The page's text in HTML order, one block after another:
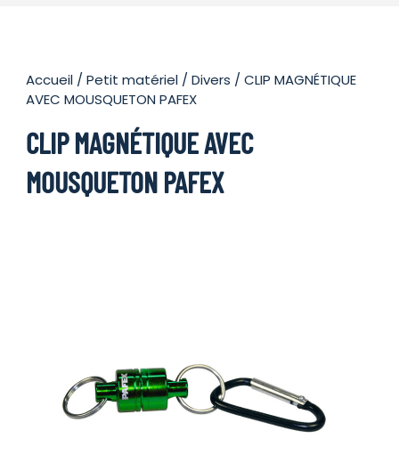
Accueil /Petit matériel /Divers / CLIP MAGNÉTIQUE
AVEC MOUSQUETON PAFEX
CLIP MAGNÉTIQUE AVEC
MOUSQUETON PAFEX